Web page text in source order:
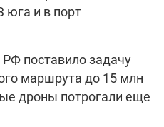
юга и в порт
поставило задачу
маршрута до 15 млн
дроны потрогали еще